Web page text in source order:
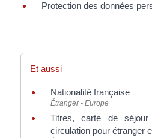
Protection des données
Et aussi
Nationalité française
Étranger - Europe
Titres, carte de
circulation pour étranger